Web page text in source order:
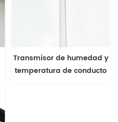
Transmisor de humedad y
temperatura de conducto